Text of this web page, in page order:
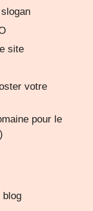
site
votre
pour le
blog